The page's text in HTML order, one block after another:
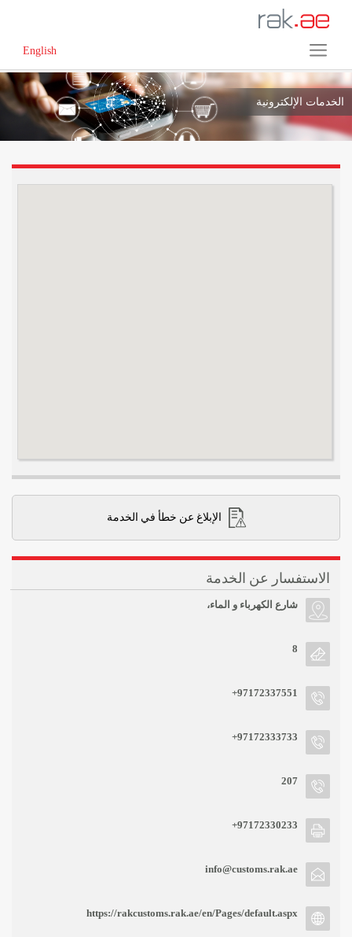
English
الخدمات الإلكترونية
الإبلاغ عن خطأ في الخدمة
الاستفسار عن الخدمة
شارع الكهرباء و الماء،
8
+97172337551
+97172333733
207
+97172330233
info@customs.rak.ae
https://rakcustoms.rak.ae/en/Pages/default.aspx